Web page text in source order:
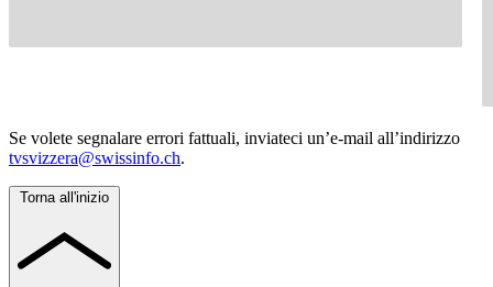
Se volete segnalare errori fattuali, inviateci un’e-mail all’indirizzo
tvsvizzera@swissinfo.ch.
Torna all'inizio